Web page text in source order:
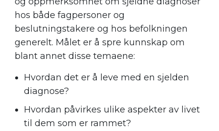
hos både fagpersoner og
beslutningstakere og hos befolkningen
generelt. Målet er å spre kunnskap om
blant annet disse temaene:
Hvordan det er å leve med en sjelden
diagnose?
Hvordan påvirkes ulike aspekter av livet
til dem som er rammet?